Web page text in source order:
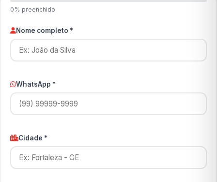
0% preenchido
Nome completo *
WhatsApp *
Cidade *